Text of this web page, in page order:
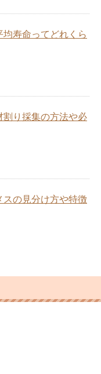
寿命ってどれくら
割り採集の方法や必
スの見分け方や特徴